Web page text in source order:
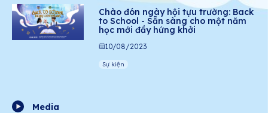
Chào đón ngày hội tựu trường: Back
to School - Sẵn sàng cho một năm
học mới đầy hứng khởi
10/08/2023
Sự kiện
Media